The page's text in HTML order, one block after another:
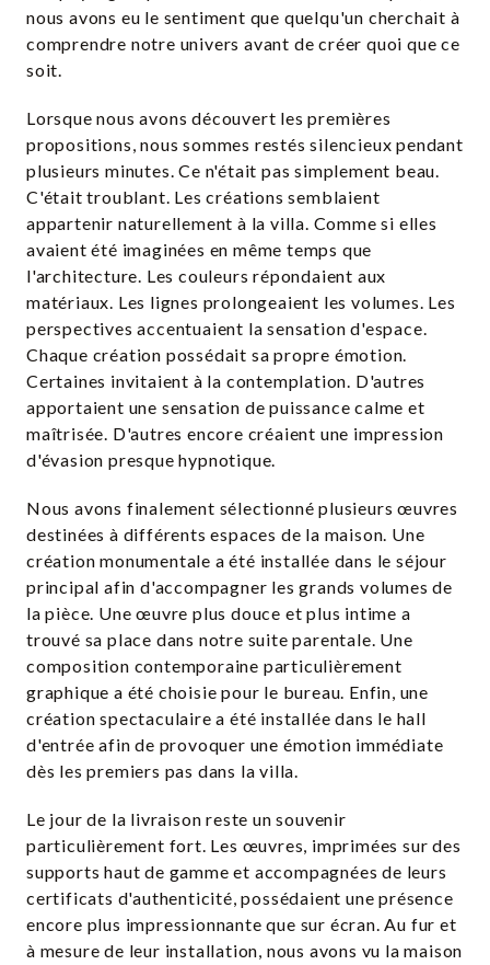
nous avons eu le sentiment que quelqu'un cherchait à
comprendre notre univers avant de créer quoi que ce
soit.
Lorsque nous avons découvert les premières
propositions, nous sommes restés silencieux pendant
plusieurs minutes. Ce n'était pas simplement beau.
C'était troublant. Les créations semblaient
appartenir naturellement à la villa. Comme si elles
avaient été imaginées en même temps que
l'architecture. Les couleurs répondaient aux
matériaux. Les lignes prolongeaient les volumes. Les
perspectives accentuaient la sensation d'espace.
Chaque création possédait sa propre émotion.
Certaines invitaient à la contemplation. D'autres
apportaient une sensation de puissance calme et
maîtrisée. D'autres encore créaient une impression
d'évasion presque hypnotique.
Nous avons finalement sélectionné plusieurs œuvres
destinées à différents espaces de la maison. Une
création monumentale a été installée dans le séjour
principal afin d'accompagner les grands volumes de
la pièce. Une œuvre plus douce et plus intime a
trouvé sa place dans notre suite parentale. Une
composition contemporaine particulièrement
graphique a été choisie pour le bureau. Enfin, une
création spectaculaire a été installée dans le hall
d'entrée afin de provoquer une émotion immédiate
dès les premiers pas dans la villa.
Le jour de la livraison reste un souvenir
particulièrement fort. Les œuvres, imprimées sur des
supports haut de gamme et accompagnées de leurs
certificats d'authenticité, possédaient une présence
encore plus impressionnante que sur écran. Au fur et
à mesure de leur installation, nous avons vu la maison